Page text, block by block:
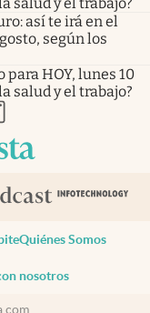
así te irá en el
según los
para HOY, lunes 10
salud y el trabajo?
pestaña
nueva pestaña
en nueva pestaña
abre en nueva pestaña
Quiénes Somos
nosotros